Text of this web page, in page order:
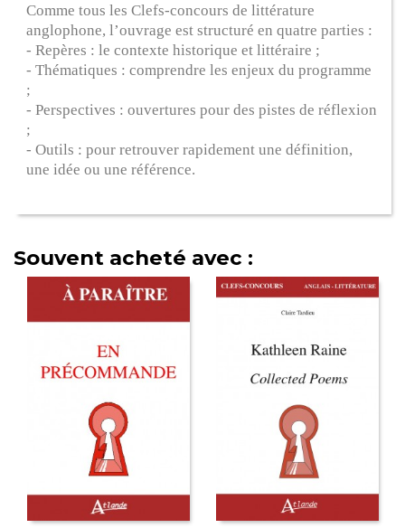
Comme tous les Clefs-concours de littérature
anglophone, l’ouvrage est structuré en quatre parties :
- Repères : le contexte historique et littéraire ;
- Thématiques : comprendre les enjeux du programme
;
- Perspectives : ouvertures pour des pistes de réflexion
;
- Outils : pour retrouver rapidement une définition,
une idée ou une référence.
Souvent acheté avec :